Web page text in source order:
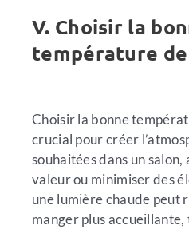
V. Choisir la
température
Choisir la bonne
crucial pour créer
souhaitées dans un
valeur ou minimiser des
une lumière chaude peut
manger plus